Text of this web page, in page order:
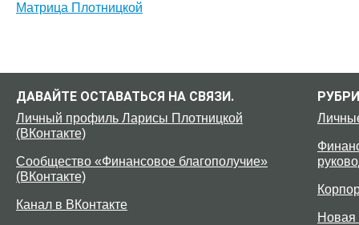
Матрица Плотницкой
ДАВАЙТЕ ОСТАВАТЬСЯ НА СВЯЗИ.
Личный профиль Ларисы Плотницкой
(ВКонтакте)
Сообщество «Финансовое благополучие»
(ВКонтакте)
Канал в ВКонтакте
Новая